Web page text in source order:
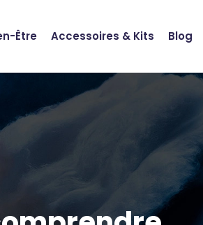
Être Accessoires & Kits Blog